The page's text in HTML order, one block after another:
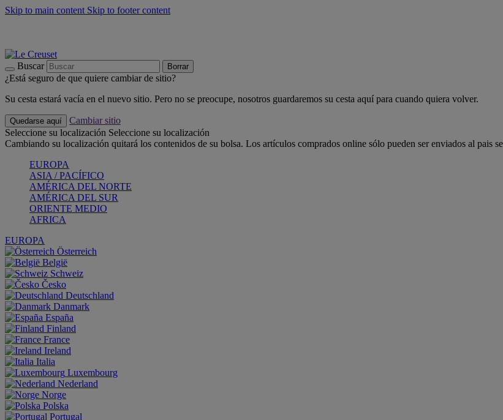
Skip to main content Skip to footer content
Buscar Borrar
¿Está seguro de que quiere cambiar de sitio?
Su cesta estará vacía en el nuevo sitio. Pero no se preocupe, nosotros guardaremos su cesta aquí para cuando quiera volver.
Quedarse aquí
Cambiar sitio
Seleccione su localización Seleccione su localización
Cambiando su localización quitará los contenidos de su bolsa. Los artículos comprados online sólo pueden ser enviados al pais
EUROPA
ASIA / PACÍFICO
AMÉRICA DEL NORTE
AMÉRICA DEL SUR
ORIENTE MEDIO
AFRICA
EUROPA
Österreich
België
Schweiz
Česko
Deutschland
Danmark
España
Finland
France
Ireland
Italia
Luxembourg
Nederland
Norge
Polska
Portugal